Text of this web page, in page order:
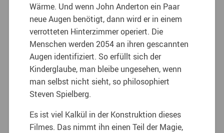
Wärme. Und wenn John Anderton ein Paar
neue Augen benötigt, dann wird er in einem
verrotteten Hinterzimmer operiert. Die
Menschen werden 2054 an ihren gescannten
Augen identifiziert. So erfüllt sich der
Kinderglaube, man bleibe ungesehen, wenn
man selbst nicht sieht, so philosophiert
Steven Spielberg.
Es ist viel Kalkül in der Konstruktion dieses
Filmes. Das nimmt ihn einen Teil der Magie,